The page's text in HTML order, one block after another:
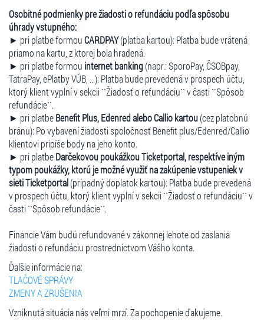
Osobitné podmienky pre žiadosti o refundáciu podľa spôsobu
úhrady vstupného:
► pri platbe formouCARDPAY(platba kartou): Platba bude vrátená
priamo na kartu, z ktorej bola hradená.
► pri platbe formou internet banking(napr.: SporoPay, ČSOBpay,
TatraPay, ePlatby VÚB, ...): Platba bude prevedená v prospech účtu,
ktorý klient vyplní v sekcii ``Žiadosť o refundáciu`` v časti ``Spôsob
refundácie``.
► pri platbeBenefit Plus, Edenred alebo Callio kartou(cez platobnú
bránu): Po vybavení žiadosti spoločnosť Benefit plus/Edenred/Callio
klientovi pripíše body na jeho konto.
► pri platbeDarčekovou poukážkou Ticketportal, respektíve iným
typom poukážky, ktorú je možné využiť na zakúpenie vstupeniek v
sieti Ticketportal(prípadný doplatok kartou): Platba bude prevedená
v prospech účtu, ktorý klient vyplní v sekcii ``Žiadosť o refundáciu`` v
časti ``Spôsob refundácie``.
Financie Vám budú refundované v zákonnej lehote od zaslania
žiadosti o refundáciu prostredníctvom Vášho konta.
Ďalšie informácie na:
TLAČOVÉ SPRÁVY
ZMENY A ZRUŠENIA
Vzniknutá situácia nás veľmi mrzí. Za pochopenie ďakujeme.